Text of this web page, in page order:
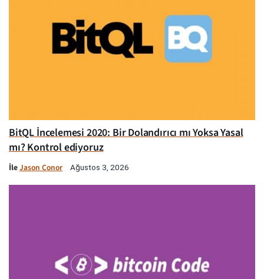
BitQL İncelemesi 2020: Bir Dolandırıcı mı Yoksa Yasal
mı? Kontrol ediyoruz
İleJason Conor Ağustos 3, 2026